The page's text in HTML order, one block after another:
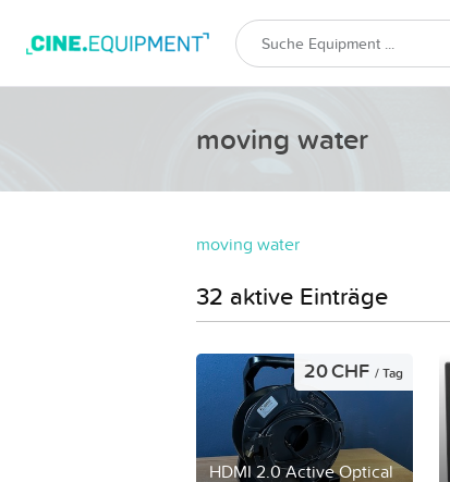
moving water
moving water
32 aktive Einträge
HDMI 2.0 Active Optical
20 CHF / Tag